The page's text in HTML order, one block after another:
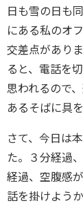
日も雪の日も
にある私のオ
交差点があり
ると、電話を
思われるので
あるそばに具
さて、今日は
た。３分経過
経過、空腹感
話を掛けよう